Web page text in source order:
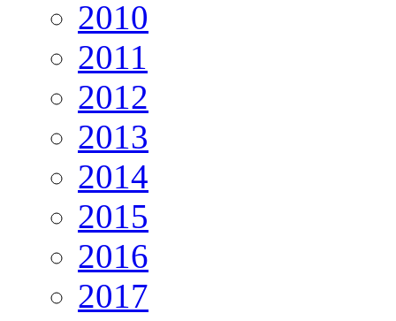
2010
2011
2012
2013
2014
2015
2016
2017